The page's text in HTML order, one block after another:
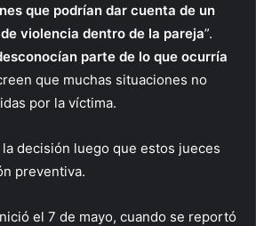
que podrían dar cuenta de un
violencia dentro de la pareja”.
parte de lo que ocurría
que muchas situaciones no
por la víctima.
decisión luego que estos jueces
preventiva.
el 7 de mayo, cuando se reportó